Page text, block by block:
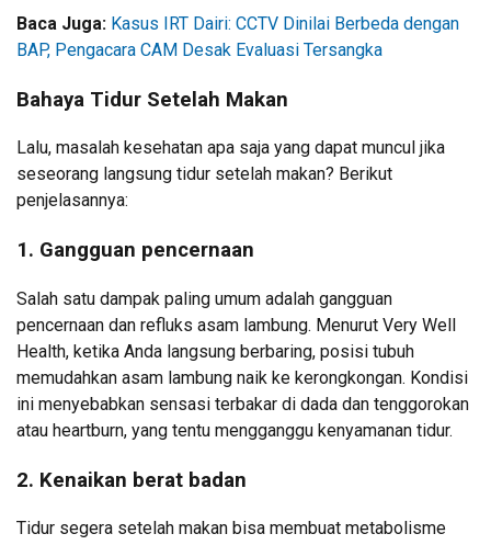
Baca Juga: Kasus IRT Dairi: CCTV Dinilai Berbeda dengan
BAP, Pengacara CAM Desak Evaluasi Tersangka
Bahaya Tidur Setelah Makan
Lalu, masalah kesehatan apa saja yang dapat muncul jika
seseorang langsung tidur setelah makan? Berikut
penjelasannya:
1. Gangguan pencernaan
Salah satu dampak paling umum adalah gangguan
pencernaan dan refluks asam lambung. Menurut Very Well
Health, ketika Anda langsung berbaring, posisi tubuh
memudahkan asam lambung naik ke kerongkongan. Kondisi
ini menyebabkan sensasi terbakar di dada dan tenggorokan
atau heartburn, yang tentu mengganggu kenyamanan tidur.
2. Kenaikan berat badan
Tidur segera setelah makan bisa membuat metabolisme